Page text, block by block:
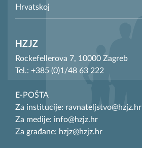
Hrvatskoj
HZJZ
Rockefellerova 7, 10000 Zagreb
Tel.: +385 (0)1/48 63 222
E-POŠTA
Za institucije: ravnateljstvo@hzjz.hr
Za medije: info@hzjz.hr
Za građane: hzjz@hzjz.hr